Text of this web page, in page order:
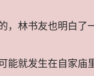
林书友也明白了
就发生在自家庙